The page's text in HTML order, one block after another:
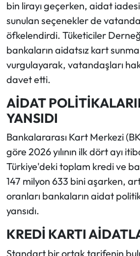
bin lirayı geçerken, aidat
sunulan seçenekler de
öfkelendirdi. Tüketiciler
bankaların aidatsız kart
vurgulayarak, vatandaşları
davet etti.
AİDAT
YANSIDI
Bankalararası Kart Merkezi
göre 2026 yılının ilk dört ayı
Türkiye'deki toplam kredi ve
147 milyon 633 bini aşarken,
oranları bankaların aidat
yansıdı.
KREDİ KARTI
Standart bir ortak tarifenin
Turizm
Teknoloji